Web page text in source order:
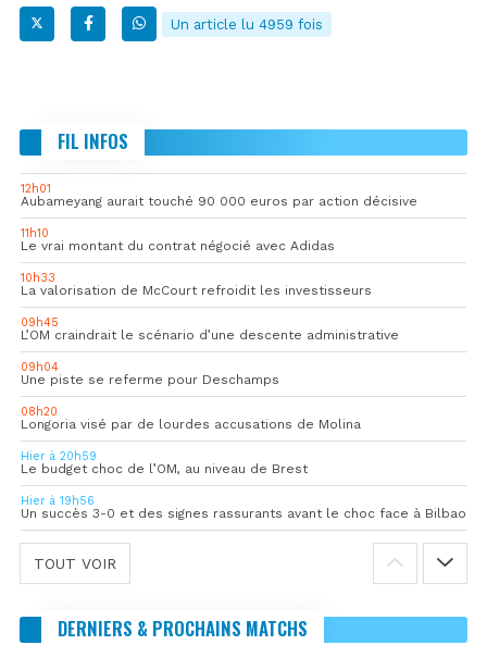
Un article lu 4959 fois
FIL INFOS
12h01
Aubameyang aurait touché 90 000 euros par action décisive
11h10
Le vrai montant du contrat négocié avec Adidas
10h33
La valorisation de McCourt refroidit les investisseurs
09h45
L’OM craindrait le scénario d’une descente administrative
09h04
Une piste se referme pour Deschamps
08h20
Longoria visé par de lourdes accusations de Molina
Hier à 20h59
Le budget choc de l’OM, au niveau de Brest
Hier à 19h56
Un succès 3-0 et des signes rassurants avant le choc face à Bilbao
TOUT VOIR
DERNIERS & PROCHAINS MATCHS